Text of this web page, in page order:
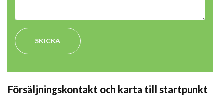
SKICKA
Försäljningskontakt och karta till startpunkt